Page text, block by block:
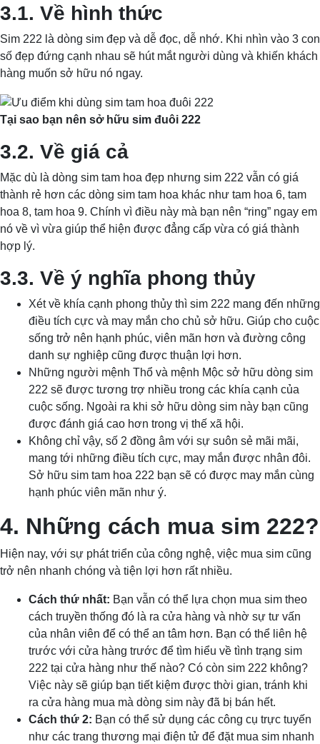
3.1. Về hình thức
Sim 222 là dòng sim đẹp và dễ đọc, dễ nhớ. Khi nhìn vào 3 con
số đẹp đứng cạnh nhau sẽ hút mắt người dùng và khiến khách
hàng muốn sở hữu nó ngay.
Tại sao bạn nên sở hữu sim đuôi 222
3.2. Về giá cả
Mặc dù là dòng sim tam hoa đẹp nhưng sim 222 vẫn có giá
thành rẻ hơn các dòng sim tam hoa khác như tam hoa 6, tam
hoa 8, tam hoa 9. Chính vì điều này mà bạn nên “ring” ngay em
nó về vì vừa giúp thể hiện được đẳng cấp vừa có giá thành
hợp lý.
3.3. Về ý nghĩa phong thủy
Xét về khía cạnh phong thủy thì sim 222 mang đến những
điều tích cực và may mắn cho chủ sở hữu. Giúp cho cuộc
sống trở nên hạnh phúc, viên mãn hơn và đường công
danh sự nghiệp cũng được thuận lợi hơn.
Những người mệnh Thổ và mệnh Mộc sở hữu dòng sim
222 sẽ được tương trợ nhiều trong các khía cạnh của
cuộc sống. Ngoài ra khi sở hữu dòng sim này bạn cũng
được đánh giá cao hơn trong vị thế xã hội.
Không chỉ vậy, số 2 đồng âm với sự suôn sẻ mãi mãi,
mang tới những điều tích cực, may mắn được nhân đôi.
Sở hữu sim tam hoa 222 bạn sẽ có được may mắn cùng
hạnh phúc viên mãn như ý.
4. Những cách mua sim 222?
Hiện nay, với sự phát triển của công nghệ, việc mua sim cũng
trở nên nhanh chóng và tiện lợi hơn rất nhiều.
Cách thứ nhất: Bạn vẫn có thể lựa chọn mua sim theo
cách truyền thống đó là ra cửa hàng và nhờ sự tư vấn
của nhân viên để có thể an tâm hơn. Bạn có thể liên hệ
trước với cửa hàng trước để tìm hiểu về tình trạng sim
222 tại cửa hàng như thế nào? Có còn sim 222 không?
Việc này sẽ giúp bạn tiết kiệm được thời gian, tránh khi
ra cửa hàng mua mà dòng sim này đã bị bán hết.
Cách thứ 2: Bạn có thể sử dụng các công cụ trực tuyến
như các trang thương mại điện tử để đặt mua sim nhanh